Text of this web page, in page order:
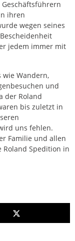
Geschäftsführern
ihren
wegen seines
jedem immer mit
wie Wandern,
und
der Roland
bis zuletzt in
uns fehlen.
Familie und allen
Roland Spedition in